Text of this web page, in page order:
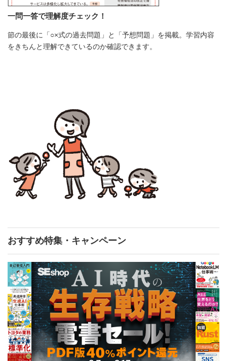
一問一答で理解度チェック！
節の最後に「○×式の過去問題」と「予想問題」を掲載。学習内容
をきちんと理解できているのか確認できます。
おすすめ特集・キャンペーン